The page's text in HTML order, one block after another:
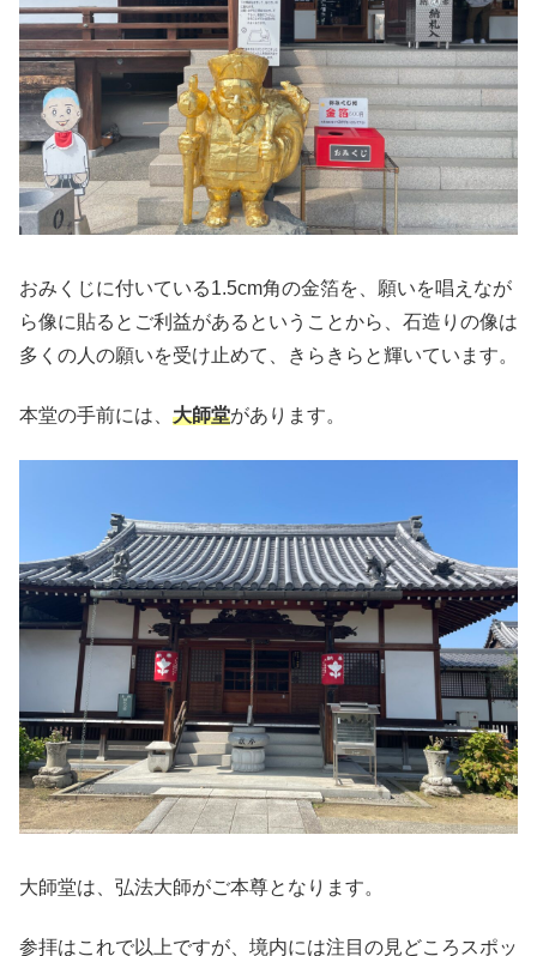
おみくじに付いている1.5cm角の金箔を、願いを唱えなが
ら像に貼るとご利益があるということから、石造りの像は
多くの人の願いを受け止めて、きらきらと輝いています。
本堂の手前には、 大師堂があります。
大師堂は、弘法大師がご本尊となります。
参拝はこれで以上ですが、境内には注目の見どころスポッ